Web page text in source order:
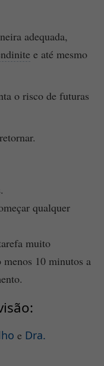
adequada,
e até mesmo
o risco de futuras
qualquer
muito
10 minutos a
e Dra.